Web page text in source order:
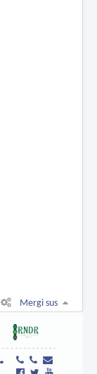
Mergi sus